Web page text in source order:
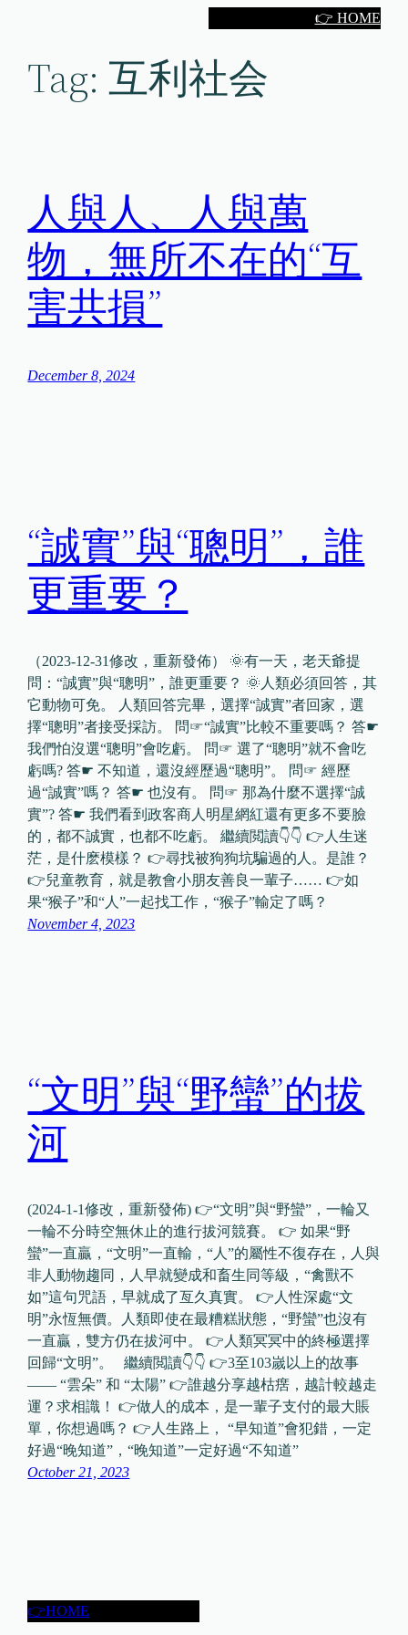
👉 HOME
Tag:互利社会
人與人、人與萬
物，無所不在的“互
害共損”
December 8, 2024
“誠實”與“聰明”，誰
更重要？
（2023-12-31修改，重新發佈） 🌞有一天，老天爺提
問：“誠實”與“聰明”，誰更重要？ 🌞人類必須回答，其
它動物可免。 人類回答完畢，選擇“誠實”者回家，選
擇“聰明”者接受採訪。 問☞“誠實”比較不重要嗎？ 答☛
我們怕沒選“聰明”會吃虧。 問☞ 選了“聰明”就不會吃
虧嗎? 答☛ 不知道，還沒經歷過“聰明”。 問☞ 經歷
過“誠實”嗎？ 答☛ 也沒有。 問☞ 那為什麼不選擇“誠
實”? 答☛ 我們看到政客商人明星網紅還有更多不要臉
的，都不誠實，也都不吃虧。 繼續閲讀👇👇 👉人生迷
茫，是什麽模樣？ 👉尋找被狗狗坑騙過的人。是誰？
👉兒童教育，就是教會小朋友善良一輩子…… 👉如
果“猴子”和“人”一起找工作，“猴子”輸定了嗎？
November 4, 2023
“文明”與“野蠻”的拔
河
(2024-1-1修改，重新發佈) 👉“文明”與“野蠻”，一輪又
一輪不分時空無休止的進行拔河競賽。 👉 如果“野
蠻”一直贏，“文明”一直輸，“人”的屬性不復存在，人與
非人動物趨同，人早就變成和畜生同等級，“禽獸不
如”這句咒語，早就成了亙久真實。 👉人性深處“文
明”永恆無價。人類即使在最糟糕狀態，“野蠻”也沒有
一直贏，雙方仍在拔河中。 👉人類冥冥中的終極選擇
回歸“文明”。 繼續閲讀👇👇 👉3至103嵗以上的故事
—— “雲朵” 和 “太陽” 👉誰越分享越枯瘔，越計較越走
運？求相識！ 👉做人的成本，是一輩子支付的最大賬
單，你想過嗎？ 👉人生路上， “早知道”會犯錯，一定
好過“晚知道”，“晚知道”一定好過“不知道”
October 21, 2023
👉HOME